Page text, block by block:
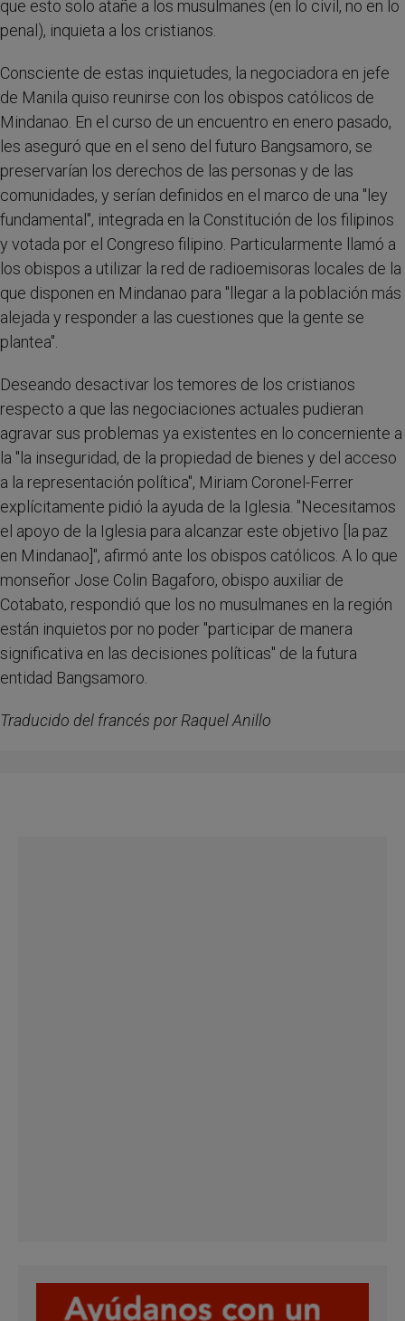
que esto solo atañe a los musulmanes (en lo civil, no en lo
penal), inquieta a los cristianos.
Consciente de estas inquietudes, la negociadora en jefe
de Manila quiso reunirse con los obispos católicos de
Mindanao. En el curso de un encuentro en enero pasado,
les aseguró que en el seno del futuro Bangsamoro, se
preservarían los derechos de las personas y de las
comunidades, y serían definidos en el marco de una "ley
fundamental", integrada en la Constitución de los filipinos
y votada por el Congreso filipino. Particularmente llamó a
los obispos a utilizar la red de radioemisoras locales de la
que disponen en Mindanao para "llegar a la población más
alejada y responder a las cuestiones que la gente se
plantea".
Deseando desactivar los temores de los cristianos
respecto a que las negociaciones actuales pudieran
agravar sus problemas ya existentes en lo concerniente a
la "la inseguridad, de la propiedad de bienes y del acceso
a la representación política", Miriam Coronel-Ferrer
explícitamente pidió la ayuda de la Iglesia. "Necesitamos
el apoyo de la Iglesia para alcanzar este objetivo [la paz
en Mindanao]", afirmó ante los obispos católicos. A lo que
monseñor Jose Colin Bagaforo, obispo auxiliar de
Cotabato, respondió que los no musulmanes en la región
están inquietos por no poder "participar de manera
significativa en las decisiones políticas" de la futura
entidad Bangsamoro.
Traducido del francés por Raquel Anillo